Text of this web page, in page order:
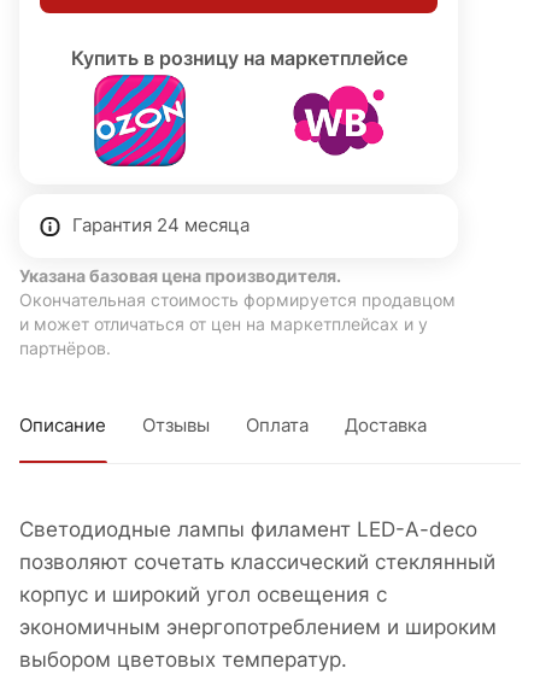
Купить в розницу на маркетплейсе
Гарантия 24 месяца
Указана базовая цена производителя.
Окончательная стоимость формируется продавцом
и может отличаться от цен на маркетплейсах и у
партнёров.
Описание Отзывы Оплата Доставка
Cветодиодные лампы филамент LED-A-deco
позволяют сочетать классический стеклянный
корпус и широкий угол освещения с
экономичным энергопотреблением и широким
выбором цветовых температур.